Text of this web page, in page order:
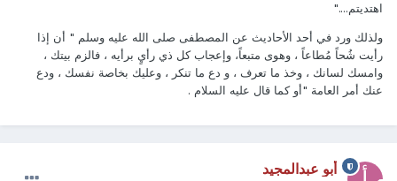
اهتديتم...."
ولذلك ورد في أحد الأحاديث عن المصطفى صلى الله عليه وسلم " أن إذا
رأيت شُحاً مُطاعاً ، وهوى متبعاً، وإعجاب كل ذي رأيٍ برأيه ، فالزم بيتك ،
وامسك لسانك ، وخذ ما تعرف ، و دع ما تنكر ، وعليك بخاصة نفسك ، ودع
عنك أمر العامة "أو كما قال عليه السلام .
أبو عبدالمجيد